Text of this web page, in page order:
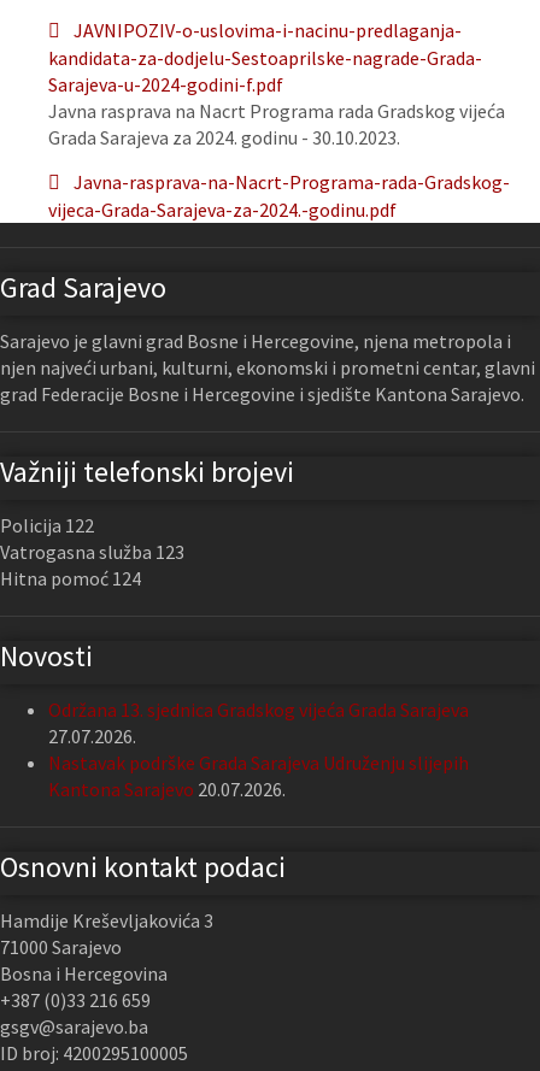
JAVNIPOZIV-o-uslovima-i-nacinu-predlaganja-
kandidata-za-dodjelu-Sestoaprilske-nagrade-Grada-
Sarajeva-u-2024-godini-f.pdf
Javna rasprava na Nacrt Programa rada Gradskog vijeća
Grada Sarajeva za 2024. godinu - 30.10.2023.
Javna-rasprava-na-Nacrt-Programa-rada-Gradskog-
vijeca-Grada-Sarajeva-za-2024.-godinu.pdf
Grad Sarajevo
Sarajevo je glavni grad Bosne i Hercegovine, njena metropola i
njen najveći urbani, kulturni, ekonomski i prometni centar, glavni
grad Federacije Bosne i Hercegovine i sjedište Kantona Sarajevo.
Važniji telefonski brojevi
Policija 122
Vatrogasna služba 123
Hitna pomoć 124
Novosti
Održana 13. sjednica Gradskog vijeća Grada Sarajeva
27.07.2026.
Nastavak podrške Grada Sarajeva Udruženju slijepih
Kantona Sarajevo 20.07.2026.
Osnovni kontakt podaci
Hamdije Kreševljakovića 3
71000 Sarajevo
Bosna i Hercegovina
+387 (0)33 216 659
gsgv@sarajevo.ba
ID broj: 4200295100005